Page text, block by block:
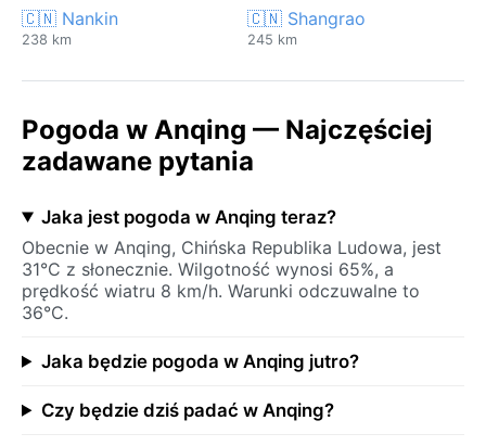
🇨🇳 Nankin
238 km
🇨🇳 Shangrao
245 km
Pogoda w Anqing — Najczęściej
zadawane pytania
Jaka jest pogoda w Anqing teraz?
Obecnie w Anqing, Chińska Republika Ludowa, jest
31°C z słonecznie. Wilgotność wynosi 65%, a
prędkość wiatru 8 km/h. Warunki odczuwalne to
36°C.
Jaka będzie pogoda w Anqing jutro?
Czy będzie dziś padać w Anqing?